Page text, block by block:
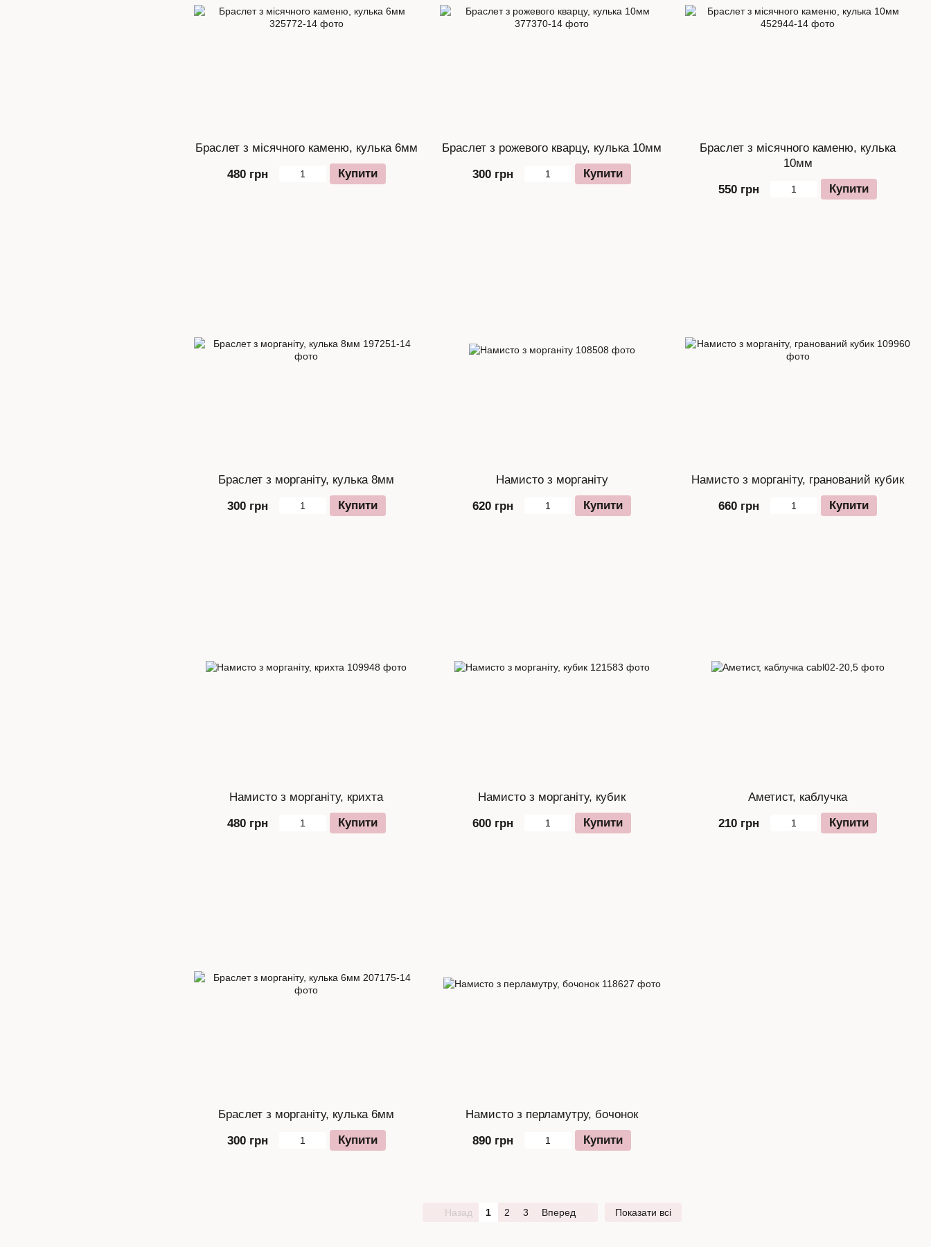
Браслет з місячного каменю, кулька 6мм
480 грн
Купити
Браслет з рожевого кварцу, кулька 10мм
300 грн
Купити
Браслет з місячного каменю, кулька
10мм
550 грн
Купити
Браслет з морганіту, кулька 8мм
300 грн
Купити
Намисто з морганіту
620 грн
Купити
Намисто з морганіту, гранований кубик
660 грн
Купити
Намисто з морганіту, крихта
480 грн
Купити
Намисто з морганіту, кубик
600 грн
Купити
Аметист, каблучка
210 грн
Купити
Браслет з морганіту, кулька 6мм
300 грн
Купити
Намисто з перламутру, бочонок
890 грн
Купити
Назад 1 2 3 Вперед Показати всі